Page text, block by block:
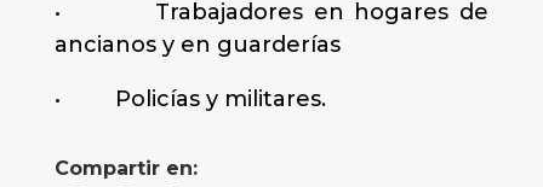
• Trabajadores en hogares de
ancianos y en guarderías
• Policías y militares.
Compartir en: